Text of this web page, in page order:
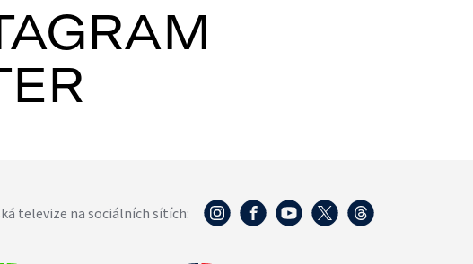
televize na sociálních sítích: